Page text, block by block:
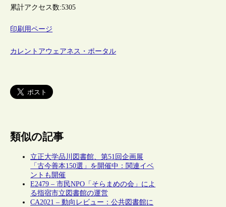
累計アクセス数:5305
印刷用ページ
カレントアウェアネス・ポータル
類似の記事
立正大学品川図書館、第51回企画展
「古今善本150選」を開催中：関連イベ
ントも開催
E2479 – 市民NPO「そらまめの会」によ
る指宿市立図書館の運営
CA2021 – 動向レビュー：公共図書館に